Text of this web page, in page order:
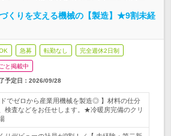
くりを支える機械の【製造】★9割未経
急募 転勤なし 完全週休2日制
と掲載中
予定日： 2026/09/28
ドでゼロから産業用機械を製造◎ 】材料の仕分
検査などをお任せします。★冷暖房完備のクリ